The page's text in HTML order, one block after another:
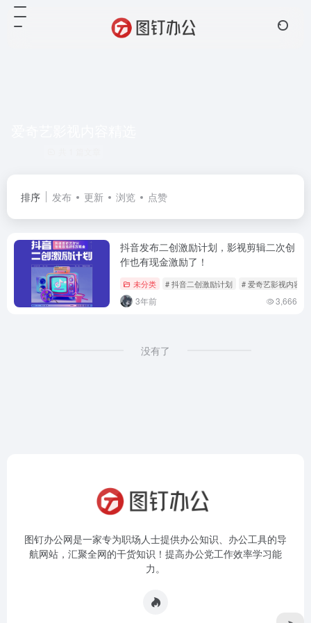
排序 发布 更新 浏览 点赞
抖音发布二创激励计划，影视剪辑二次创
作也有现金激励了！
未分类 # 抖音二创激励计划 # 爱奇艺影视内容精
3年前 3,666
没有了
图钉办公网是一家专为职场人士提供办公知识、办公工具的导
航网站，汇聚全网的干货知识！提高办公党工作效率学习能
力。